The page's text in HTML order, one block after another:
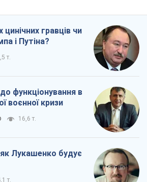
цинічних гравців чи
і Путіна?
т.
функціонування в
воєнної кризи
16,6 т.
як Лукашенко будує
т.